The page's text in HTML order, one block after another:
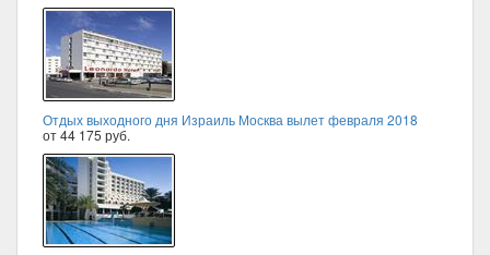
Отдых выходного дня Израиль Москва вылет февраля 2018
от 44 175 руб.